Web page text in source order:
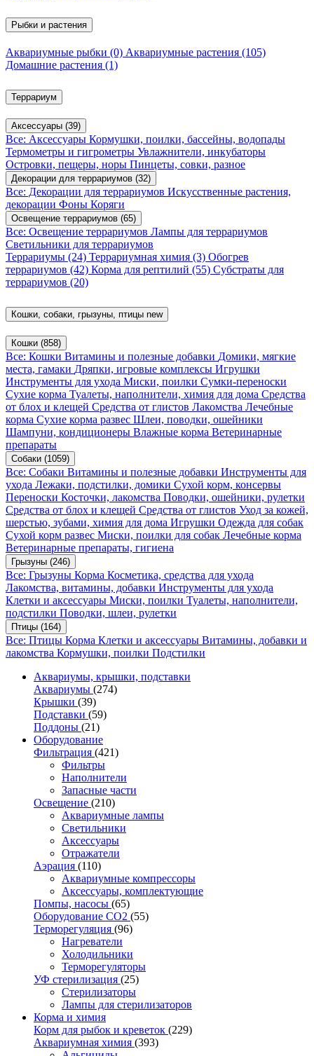
Рыбки и растения
Аквариумные рыбки (0) Аквариумные растения (105)
Домашние растения (1)
Террариум
Аксессуары (39)
Все: Аксессуары Кормушки, поилки, бассейны, водопады
Термометры и гигрометры Увлажнители, инкубаторы
Островки, пещеры, норы Пинцеты, совки, разное
Декорации для террариумов (32)
Все: Декорации для террариумов Искусственные растения,
декорации Фоны Коряги
Освещение террариумов (65)
Все: Освещение террариумов Лампы для террариумов
Светильники для террариумов
Террариумы (24) Террариумная химия (3) Обогрев
террариумов (42) Корма для рептилий (55) Субстраты для
террариумов (20)
Кошки, собаки, грызуны, птицы new
Кошки (858)
Все: Кошки Витамины и полезные добавки Домики, мягкие
места, гамаки Дряпки, игровые комплексы Игрушки
Инструменты для ухода Миски, поилки Сумки-переноски
Сухие корма Туалеты, наполнители, химия для дома Средства
от блох и клещей Средства от глистов Лакомства Лечебные
корма Сухие корма развес Шлеи, поводки, ошейники
Шампуни, кондиционеры Влажные корма Ветеринарные
препараты
Собаки (1059)
Все: Собаки Витамины и полезные добавки Инструменты для
ухода Лежаки, подстилки, домики Сухой корм, консервы
Переноски Косточки, лакомства Поводки, ошейники, рулетки
Средства от блох и клещей Средства от глистов Уход за кожей,
шерстью, зубами, химия для дома Игрушки Одежда для собак
Сухой корм развес Миски, поилки для собак Лечебные корма
Ветеринарные препараты, гигиена
Грызуны (246)
Все: Грызуны Корма Косметика, средства для ухода
Лакомства, витамины, добавки Инструменты для ухода
Клетки и аксессуары Миски, поилки Туалеты, наполнители,
подстилки Поводки, шлеи, рулетки
Птицы (164)
Все: Птицы Корма Клетки и аксессуары Витамины, добавки и
лакомства Кормушки, поилки Подстилки
Аквариумы, крышки, подставки
Аквариумы (274)
Крышки (39)
Подставки (59)
Поддоны (21)
Оборудование
Фильтрация (421)
Фильтры
Наполнители
Запасные части
Освещение (210)
Аквариумные лампы
Светильники
Аксессуары
Отражатели
Аэрация (110)
Аквариумные компрессоры
Аксессуары, комплектующие
Помпы, насосы (65)
Оборудование CO2 (55)
Терморегуляция (96)
Нагреватели
Холодильники
Терморегуляторы
УФ стерилизация (25)
Стерилизаторы
Лампы для стерилизаторов
Корма и химия
Корм для рыбок и креветок (229)
Аквариумная химия (393)